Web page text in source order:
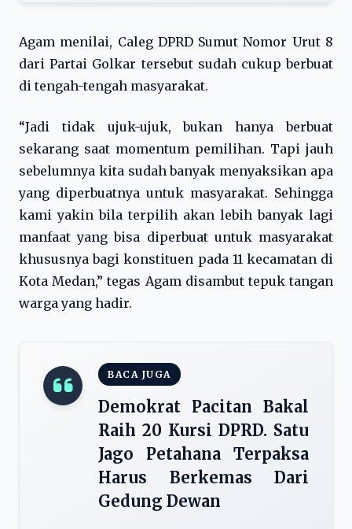
Agam menilai, Caleg DPRD Sumut Nomor Urut 8
dari Partai Golkar tersebut sudah cukup berbuat
di tengah-tengah masyarakat.
“Jadi tidak ujuk-ujuk, bukan hanya berbuat
sekarang saat momentum pemilihan. Tapi jauh
sebelumnya kita sudah banyak menyaksikan apa
yang diperbuatnya untuk masyarakat. Sehingga
kami yakin bila terpilih akan lebih banyak lagi
manfaat yang bisa diperbuat untuk masyarakat
khususnya bagi konstituen pada 11 kecamatan di
Kota Medan,” tegas Agam disambut tepuk tangan
warga yang hadir.
BACA JUGA
Demokrat Pacitan Bakal
Raih 20 Kursi DPRD. Satu
Jago Petahana Terpaksa
Harus Berkemas Dari
Gedung Dewan